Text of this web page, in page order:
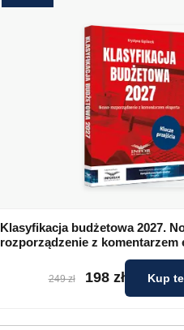
Klasyfikacja budżetowa 2027.
rozporządzenie z komentarzem
249 zł 198 zł Kup